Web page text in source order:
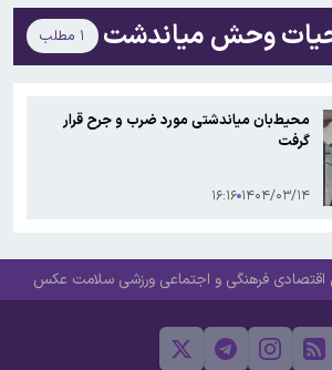
خونین جنوبگان را کشف کردند
بوگاتی سفارشی با نام «دِستِریِر» معرفی شد / W۱۶ هنوز نفس می‌کشد /
جهانی در یک دهه گذشته تقریباً دو برابر
سنوات بازنشستگی/ چه کسانی باید بیشتر کار کنند و
حیات وحش میاندشت ۱ مطلب
محیط‌بان میاندشتی مورد ضرب و جرح قرار
گرفت
۱۴۰۴/۰۳/۱۴ ۱۶:۱۶
اقتصادی فرهنگی و اجتماعی ورزشی سلامت عکس